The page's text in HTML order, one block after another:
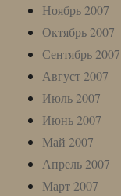
Ноябрь 2007
Октябрь 2007
Сентябрь 2007
Август 2007
Июль 2007
Июнь 2007
Май 2007
Апрель 2007
Март 2007